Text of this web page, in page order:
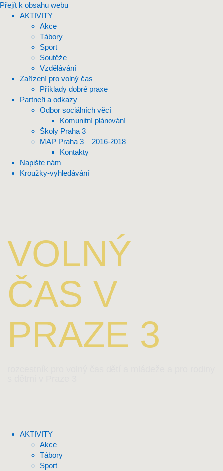
Přejít k obsahu webu
AKTIVITY
Akce
Tábory
Sport
Soutěže
Vzdělávání
Zařízení pro volný čas
Příklady dobré praxe
Partneři a odkazy
Odbor sociálních věcí
Komunitní plánování
Školy Praha 3
MAP Praha 3 – 2016-2018
Kontakty
Napište nám
Kroužky-vyhledávání
VOLNÝ
ČAS V
PRAZE 3
AKTIVITY
Akce
Tábory
Sport